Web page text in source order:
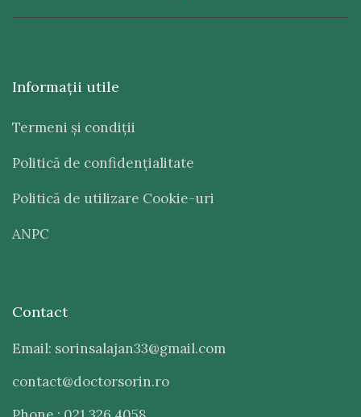
Informaţii utile
Termeni şi condiţii
Politică de confidenţialitate
Politică de utilizare Cookie-uri
ANPC
Contact
Email: sorinsalajan33@gmail.com
contact@doctorsorin.ro